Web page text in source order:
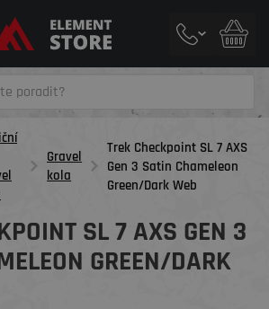
Gravel
kola
Trek Checkpoint SL 7 AXS
Gen 3 Satin Chameleon
Green/Dark Web
SL 7 AXS GEN 3
GREEN/DARK